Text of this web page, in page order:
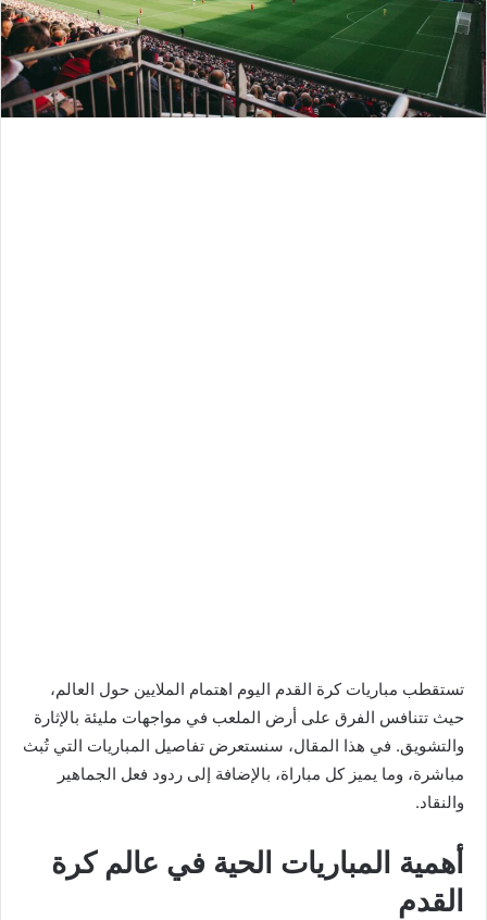
تستقطب مباريات كرة القدم اليوم اهتمام الملايين حول العالم،
حيث تتنافس الفرق على أرض الملعب في مواجهات مليئة بالإثارة
والتشويق. في هذا المقال، سنستعرض تفاصيل المباريات التي تُبث
مباشرة، وما يميز كل مباراة، بالإضافة إلى ردود فعل الجماهير
والنقاد.
أهمية المباريات الحية في عالم كرة
القدم